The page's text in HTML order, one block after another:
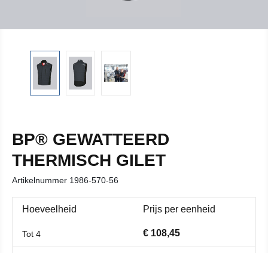
BP® GEWATTEERD
THERMISCH GILET
Artikelnummer 1986-570-56
Hoeveelheid Prijs per eenheid
Tot 4 € 108,45